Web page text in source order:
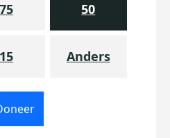
75 50
15 Anders